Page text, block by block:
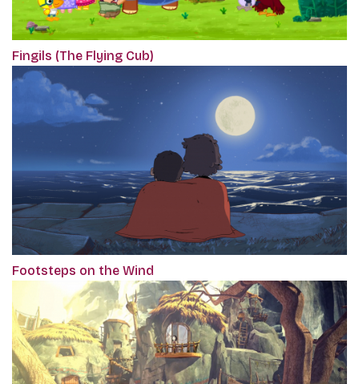
Fingils (The Flying Cub)
Footsteps on the Wind